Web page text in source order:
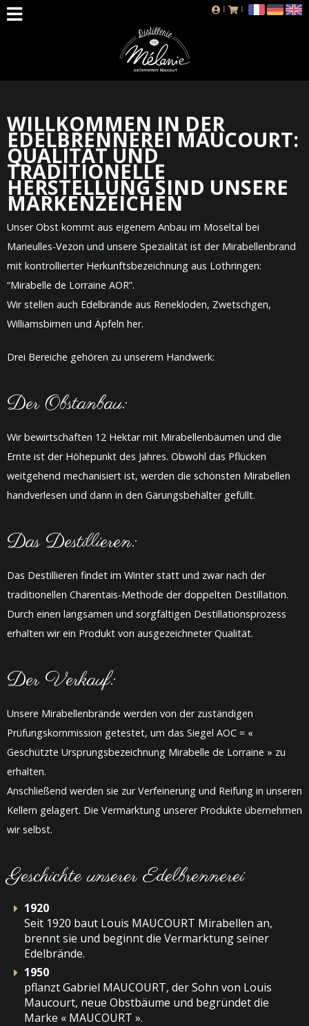
WILLKOMMEN IN DER
EDELBRENNEREI MAUCOURT:
QUALITÄT UND
TRADITIONELLE
HERSTELLUNG SIND UNSERE
MARKENZEICHEN
Unser Obst kommt aus eigenem Anbau im Moseltal bei
Marieulles-Vezon und unsere Spezialität ist der Mirabellenbrand
mit kontrollierter Herkunftsbezeichnung aus Lothringen:
“Mirabelle de Lorraine AOR”.
Wir stellen auch Edelbrände aus Renekloden, Zwetschgen,
Williamsbirnen und Äpfeln her.
Drei Bereiche gehören zu unserem Handwerk:
Der Obstanbau:
Wir bewirtschaften 12 Hektar mit Mirabellenbäumen und die
Ernte ist der Höhepunkt des Jahres. Obwohl das Pflücken
weitgehend mechanisiert ist, werden die schönsten Mirabellen
handverlesen und dann in den Gärungsbehälter gefüllt.
Das Destillieren:
Das Destillieren findet im Winter statt und zwar nach der
traditionellen Charentais-Methode der doppelten Destillation.
Durch einen langsamen und sorgfältigen Destillationsprozess
erhalten wir ein Produkt von ausgezeichneter Qualität.
Der Verkauf:
Unsere Mirabellenbrände werden von der zuständigen
Prüfungskommission getestet, um das Siegel AOC = «
Geschützte Ursprungsbezeichnung Mirabelle de Lorraine » zu
erhalten.
Anschließend werden sie zur Verfeinerung und Reifung in unseren
Kellern gelagert. Die Vermarktung unserer Produkte übernehmen
wir selbst.
Geschichte unserer Edelbrennerei
1920
Seit 1920 baut Louis MAUCOURT Mirabellen an,
brennt sie und beginnt die Vermarktung seiner
Edelbrände.
1950
pflanzt Gabriel MAUCOURT, der Sohn von Louis
Maucourt, neue Obstbäume und begründet die
Marke « MAUCOURT ».